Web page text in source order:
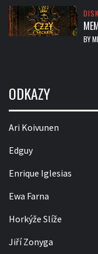
BY
ODKAZY
Ari Koivunen
Edguy
Enrique Iglesias
Ewa Farna
Horkýže Slíže
Jiří Zonyga